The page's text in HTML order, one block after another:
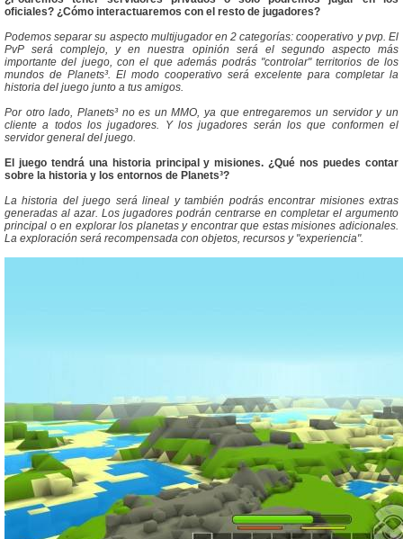
oficiales? ¿Cómo interactuaremos con el resto de jugadores?
Podemos separar su aspecto multijugador en 2 categorías: cooperativo y pvp. El
PvP será complejo, y en nuestra opinión será el segundo aspecto más
importante del juego, con el que además podrás "controlar" territorios de los
mundos de Planets³. El modo cooperativo será excelente para completar la
historia del juego junto a tus amigos.
Por otro lado, Planets³ no es un MMO, ya que entregaremos un servidor y un
cliente a todos los jugadores. Y los jugadores serán los que conformen el
servidor general del juego.
El juego tendrá una historia principal y misiones. ¿Qué nos puedes contar
sobre la historia y los entornos de Planets³?
La historia del juego será lineal y también podrás encontrar misiones extras
generadas al azar. Los jugadores podrán centrarse en completar el argumento
principal o en explorar los planetas y encontrar que estas misiones adicionales.
La exploración será recompensada con objetos, recursos y "experiencia".